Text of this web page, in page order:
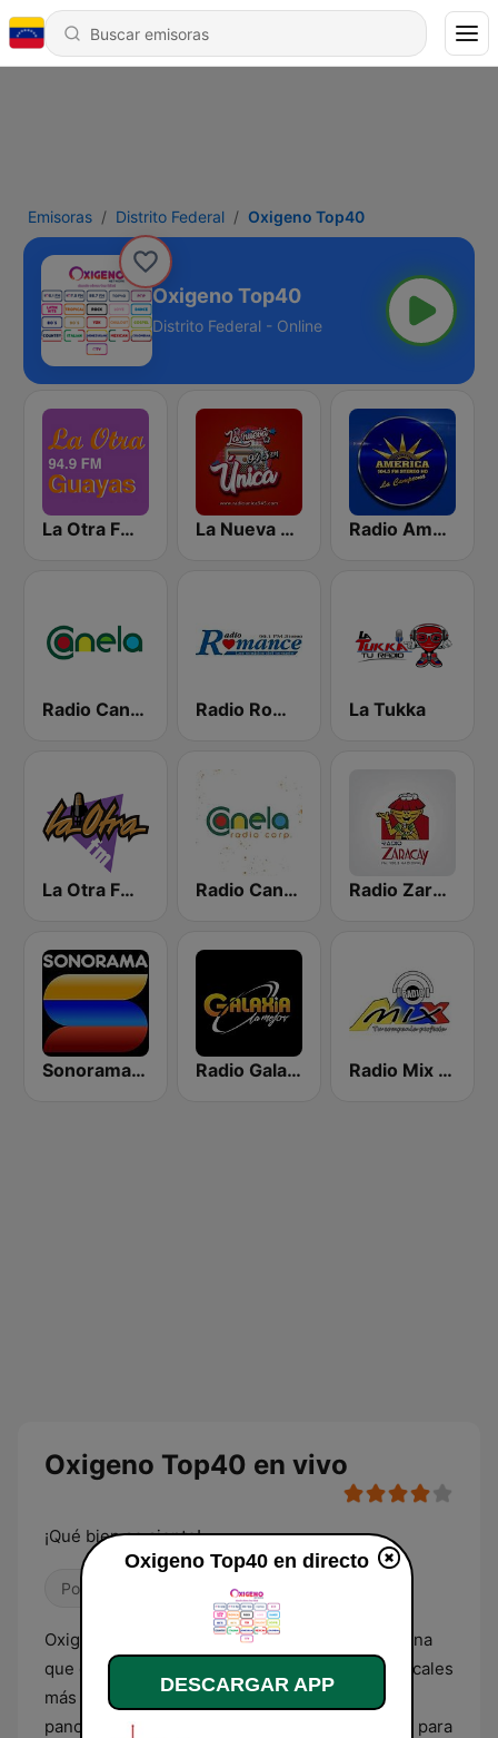
Emisoras Distrito Federal Oxigeno Top40
Oxigeno Top40
Distrito Federal - Online
La Otra FM - Guayaquil La Nueva Unica 94.5 FM Radio América Estereo
Radio Canela Guayas Radio Romance La Tukka
La Otra FM - Quito Radio Canela Quito Radio Zaracay
Sonorama FM Radio Galaxia Radio Mix Ecuador
Oxigeno Top40 en vivo
¡Qué bien se siente!
Pop / Top 40
Oxigeno Top40 es una emisora radial venezolana
que centra su programación en los éxitos musicales
más relevantes de la actualidad dentro del
panorama comercial. Su formato está diseñado para
Oxigeno Top40 en directo
DESCARGAR APP